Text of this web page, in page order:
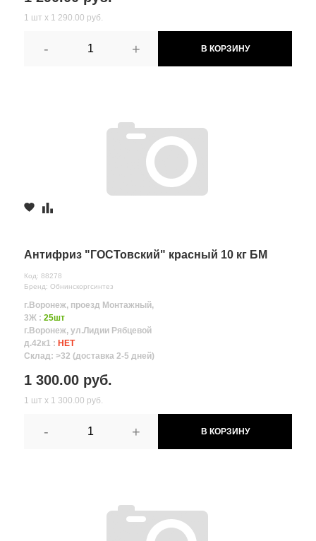
1 шт х 1 290.00 руб.
- + В КОРЗИНУ
Антифриз "ГОСТовский" красный 10 кг БМ
Код: 88278
Бренд: Обнинскоргсинтез
г.Воронеж, проезд Монтажный,
3Ж : 25шт
г.Воронеж, ул.Лидии Рябцевой
д.42к1 : НЕТ
Склад: >32 (доставка 2-5 дней)
1 300.00 руб.
1 шт х 1 300.00 руб.
- + В КОРЗИНУ